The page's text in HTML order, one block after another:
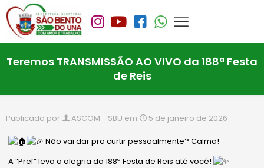
Teremos TRANSMISSÃO AO VIVO da 188ª Festa
de Reis
Publicado por ASCOM - SBU em 5 de janeiro de 2026
Não vai dar pra curtir pessoalmente? Calma!
A“Pref” leva a alegria da 188ª Festa de Reis até você!